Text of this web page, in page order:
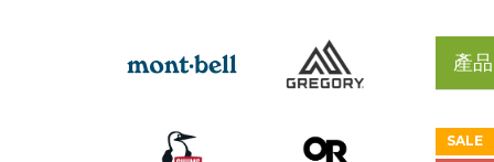
產品
SALE